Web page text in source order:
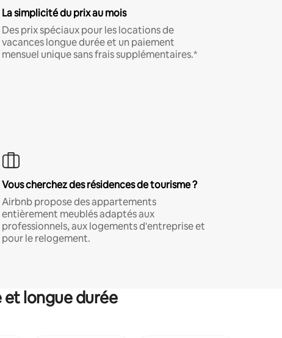
La simplicité du prix au mois
Des prix spéciaux pour les locations de
vacances longue durée et un paiement
mensuel unique sans frais supplémentaires.*
Vous cherchez des résidences de tourisme ?
Airbnb propose des appartements
entièrement meublés adaptés aux
professionnels, aux logements d'entreprise et
pour le relogement.
et longue durée